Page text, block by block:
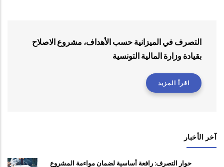
التصرف في الميزانية حسب الأهداف، مشروع الاصلاح
بقيادة وزارة المالية التونسية
اقرأ المزيد
آخر الأخبار
حوار التصرف: رافعة أساسية لضمان مواءمة المشروع